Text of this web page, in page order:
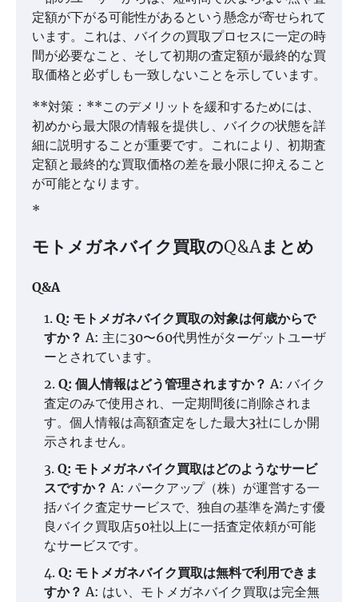
定額が下がる可能性があるという懸念が寄せられて
います。これは、バイクの買取プロセスに一定の時
間が必要なこと、そして初期の査定額が最終的な買
取価格と必ずしも一致しないことを示しています。
**対策：**このデメリットを緩和するためには、
初めから最大限の情報を提供し、バイクの状態を詳
細に説明することが重要です。これにより、初期査
定額と最終的な買取価格の差を最小限に抑えること
が可能となります。
*
モトメガネバイク買取のQ&Aまとめ
Q&A
Q: モトメガネバイク買取の対象は何歳からで
すか？ A: 主に30〜60代男性がターゲットユーザ
ーとされています。
Q: 個人情報はどう管理されますか？ A: バイク
査定のみで使用され、一定期間後に削除されま
す。個人情報は高額査定をした最大3社にしか開
示されません。
Q: モトメガネバイク買取はどのようなサービ
スですか？ A: パークアップ（株）が運営する一
括バイク査定サービスで、独自の基準を満たす優
良バイク買取店50社以上に一括査定依頼が可能
なサービスです。
Q: モトメガネバイク買取は無料で利用できま
すか？ A: はい、モトメガネバイク買取は完全無